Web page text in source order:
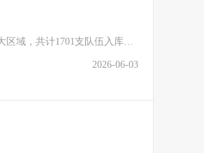
近期，中国石油正式启动2026钻井、压裂服务商入库工作。 钻井服务商划分为三大区域，共计1701支队伍入库；压裂服务商有71家企业430支队伍入库。
2026-06-03